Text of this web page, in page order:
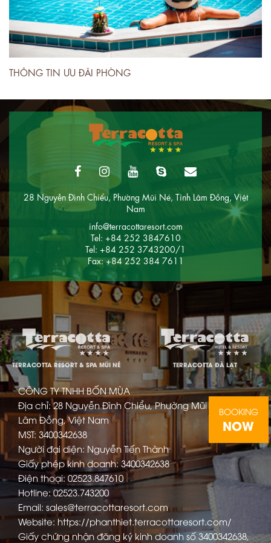
THÔNG TIN ƯU ĐÃI PHÒNG
28 Nguyễn Đình Chiểu, Phường Mũi Né, Tỉnh Lâm Đồng, Việt
Nam
info@terracottaresort.com
Tel: +84 252 3847610
Tel: +84 252 3743200/1
Fax: +84 252 384 7611
TERRACOTTA RESORT & SPA MŨI NÉ TERRACOTTA ĐÀ LẠT
CÔNG TY TNHH BỐN MÙA
Địa chỉ: 28 Nguyễn Đình Chiểu, Phường Mũi Né, Tỉnh
Lâm Đồng, Việt Nam
MST: 3400342638
Người đại diện: Nguyễn Tiến Thành
Giấy phép kinh doanh: 3400342638
Điện thoại: 02523.847610
Hotline: 02523.743200
Email: sales@terracottaresort.com
Website: https://phanthiet.terracottaresort.com/
Giấy chứng nhận đăng ký kinh doanh số 3400342638,
BOOKING
NOW